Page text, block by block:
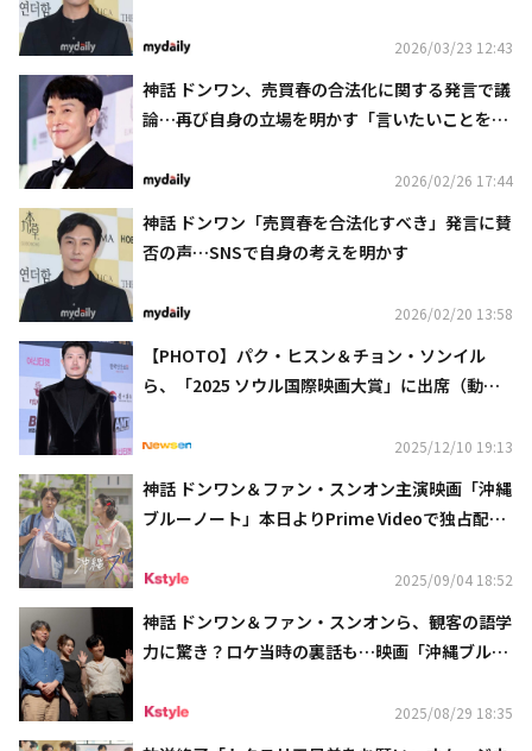
2026/03/23 12:43
神話 ドンワン、売買春の合法化に関する発言で議
論…再び自身の立場を明かす「言いたいことを言
2026/02/26 17:44
神話 ドンワン「売買春を合法化すべき」発言に賛
否の声…SNSで自身の考えを明かす
2026/02/20 13:58
【PHOTO】パク・ヒスン＆チョン・ソンイル
ら、「2025 ソウル国際映画大賞」に出席（動画
2025/12/10 19:13
神話 ドンワン＆ファン・スンオン主演映画「沖縄
ブルーノート」本日よりPrime Videoで独占配信
2025/09/04 18:52
神話 ドンワン＆ファン・スンオンら、観客の語学
力に驚き？ロケ当時の裏話も…映画「沖縄ブルー
2025/08/29 18:35